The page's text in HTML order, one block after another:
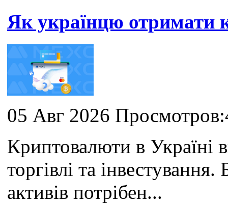
Як українцю отримати
05 Авг 2026
Криптовалюти в Україні
торгівлі та
активів потрібен...